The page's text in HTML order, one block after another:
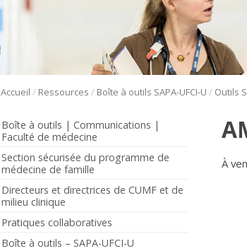
Accueil / Ressources / Boîte à outils SAPA-UFCI-U / Outils
Boîte à outils | Communications |
Faculté de médecine
Section sécurisée du programme de
médecine de famille
Directeurs et directrices de CUMF et de
milieu clinique
Pratiques collaboratives
Boîte à outils – SAPA-UFCI-U
À